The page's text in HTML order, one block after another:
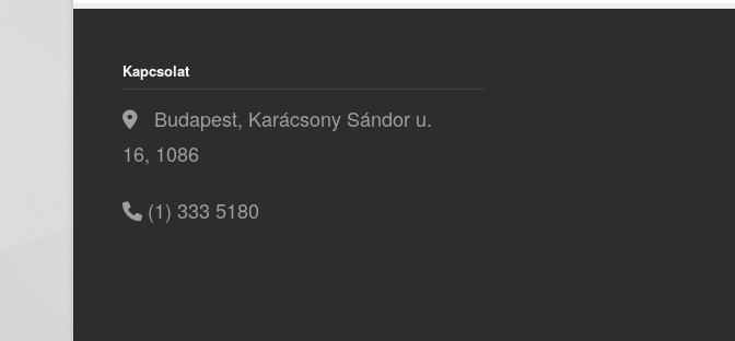
Kapcsolat
Budapest, Karácsony Sándor u.
16, 1086
(1) 333 5180